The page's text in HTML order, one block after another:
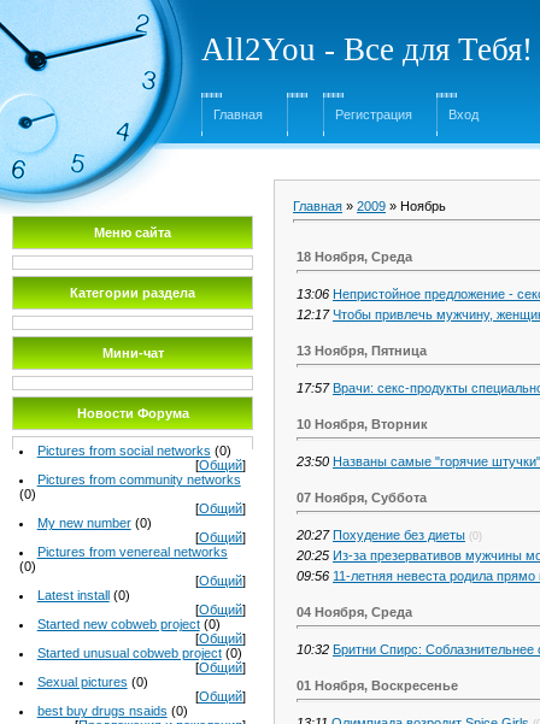
All2You - Все для Тебя!
Главная Регистрация Вход
Меню сайта
Категории раздела
Мини-чат
Новости Форума
Pictures from social networks (0)
[Общий]
Pictures from community networks
(0)
[Общий]
My new number (0)
[Общий]
Pictures from venereal networks
(0)
[Общий]
Latest install (0)
[Общий]
Started new cobweb project (0)
[Общий]
Started unusual cobweb project (0)
[Общий]
Sexual pictures (0)
[Общий]
best buy drugs nsaids (0)
Главная » 2009 » Ноябрь
18 Ноября, Среда
13:06 Непристойное предложение -
12:17 Чтобы привлечь мужчину,
13 Ноября, Пятница
17:57 Врачи: секс-продукты
10 Ноября, Вторник
23:50 Названы самые "горячие
07 Ноября, Суббота
20:27 Похудение без диеты (0)
20:25 Из-за презервативов мужчины
09:56 11-летняя невеста родила прямо
04 Ноября, Среда
10:32 Бритни Спирс:
01 Ноября, Воскресенье